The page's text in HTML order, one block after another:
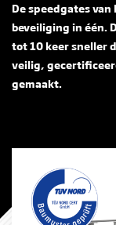
De speedgates
beveiliging in één.
tot 10 keer sneller
veilig,
gemaakt.